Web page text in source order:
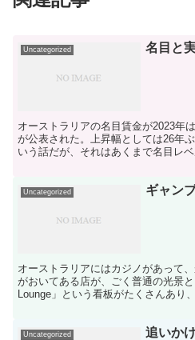
Uncategorized 名目と
オーストラリアの名目賃金が2023年
が公表された。上昇幅としては26年
いう話だが、それはあくまで名目レ
Uncategorized ギャン
オーストラリアにはカジノがあって
がおいてある店が、ごく普通の光景
Lounge」という看板がたくさんあり
Uncategorized 追いか